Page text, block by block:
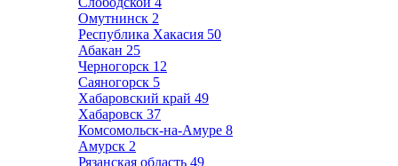
Омутнинск 2
Республика Хакасия 50
Абакан 25
Черногорск 12
Саяногорск 5
Хабаровский край 49
Хабаровск 37
Комсомольск-на-Амуре 8
Амурск 2
Рязанская область 49